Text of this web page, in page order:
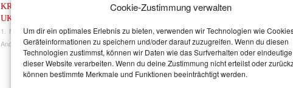
Cookie-Zustimmung verwalten
Um dir ein optimales Erlebnis zu bieten, verwenden wir Technologien wie
Geräteinformationen zu speichern und/oder darauf zuzugreifen. Wenn du diesen
Technologien zustimmst, können wir Daten wie das Surfverhalten oder
dieser Website verarbeiten. Wenn du deine Zustimmung nicht erteilst oder
können bestimmte Merkmale und Funktionen beeinträchtigt werden.
KRIEGS IN DER
UKRAINE
1. März 2022
Andrea Johlige